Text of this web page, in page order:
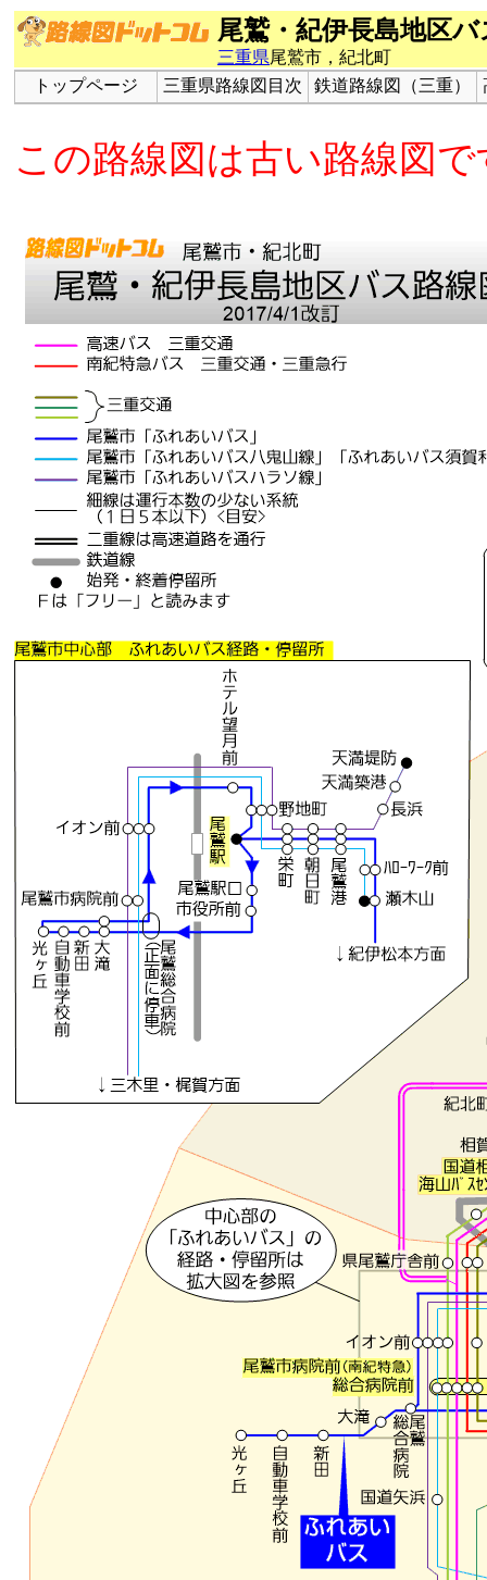
尾鷲・紀伊長島地区
三重県尾鷲市，紀北町
トップページ
三重県路線図目次 鉄道路線図（三重）
この路線図は古い路線図で